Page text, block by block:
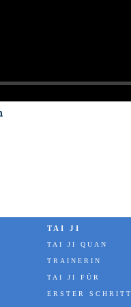
TAI JI
TAI JI QUAN
TRAINERIN
TAI JI FÜR
ERSTER SCHRITT